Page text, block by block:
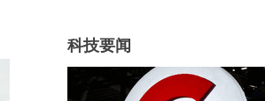
科技要闻